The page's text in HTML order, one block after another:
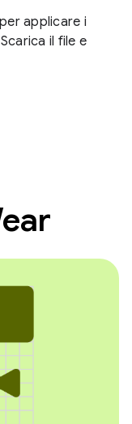
applicare i
il file e